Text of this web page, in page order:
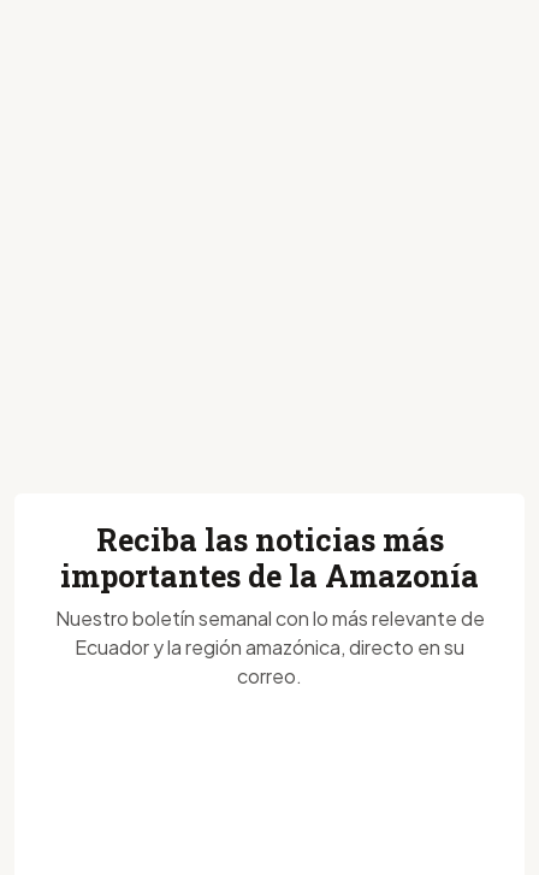
Reciba las noticias más
importantes de la Amazonía
Nuestro boletín semanal con lo más relevante de
Ecuador y la región amazónica, directo en su
correo.